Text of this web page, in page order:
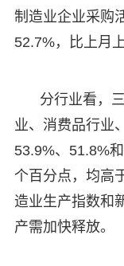
制造业企业采购
52.7%，比上月
分行业看，
业、消费品行业
53.9%、51.8%
个百分点，均高
造业生产指数和
产需加快释放。